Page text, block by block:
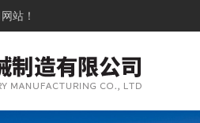
网站！